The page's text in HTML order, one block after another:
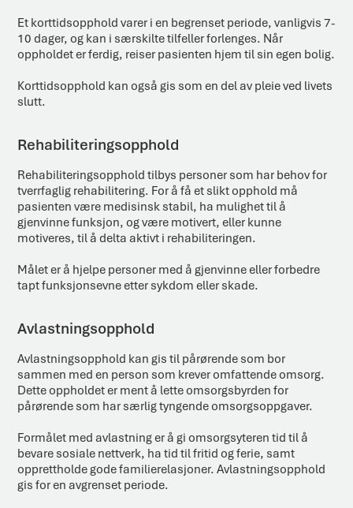
Et korttidsopphold varer i en begrenset periode, vanligvis 7-
10 dager, og kan i særskilte tilfeller forlenges. Når
oppholdet er ferdig, reiser pasienten hjem til sin egen bolig.
Korttidsopphold kan også gis som en del av pleie ved livets
slutt.
Rehabiliteringsopphold
Rehabiliteringsopphold tilbys personer som har behov for
tverrfaglig rehabilitering. For å få et slikt opphold må
pasienten være medisinsk stabil, ha mulighet til å
gjenvinne funksjon, og være motivert, eller kunne
motiveres, til å delta aktivt i rehabiliteringen.
Målet er å hjelpe personer med å gjenvinne eller forbedre
tapt funksjonsevne etter sykdom eller skade.
Avlastningsopphold
Avlastningsopphold kan gis til pårørende som bor
sammen med en person som krever omfattende omsorg.
Dette oppholdet er ment å lette omsorgsbyrden for
pårørende som har særlig tyngende omsorgsoppgaver.
Formålet med avlastning er å gi omsorgsyteren tid til å
bevare sosiale nettverk, ha tid til fritid og ferie, samt
opprettholde gode familierelasjoner. Avlastningsopphold
gis for en avgrenset periode.